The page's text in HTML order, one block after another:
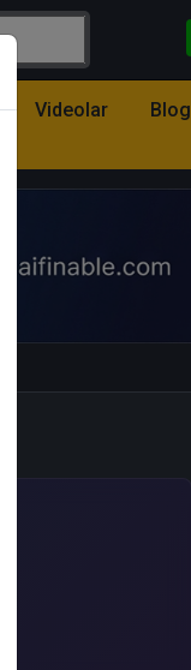
Videolar Blog